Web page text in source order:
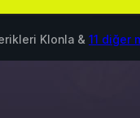
Klonla & 11 diğer